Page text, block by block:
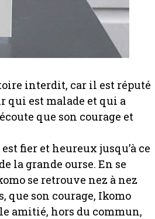
interdit, car il est réputé
qui est malade et qui a
que son courage et
fier et heureux jusqu’à ce
la grande ourse. En se
se retrouve nez à nez
que son courage, Ikomo
amitié, hors du commun,